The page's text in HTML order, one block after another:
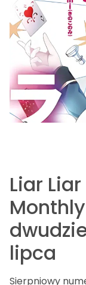
Liar
lipca
Sierpniowy